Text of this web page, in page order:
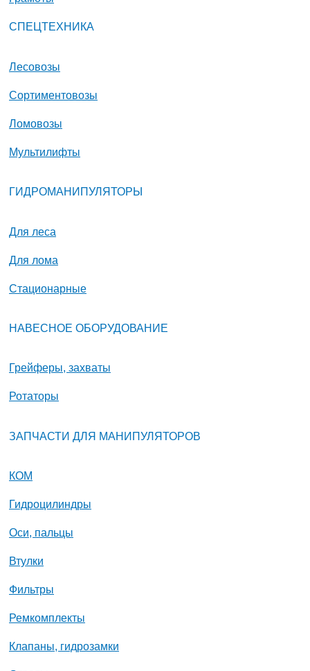
СПЕЦТЕХНИКА
Лесовозы
Сортиментовозы
Ломовозы
Мультилифты
ГИДРОМАНИПУЛЯТОРЫ
Для леса
Для лома
Стационарные
НАВЕСНОЕ ОБОРУДОВАНИЕ
Грейферы, захваты
Ротаторы
ЗАПЧАСТИ ДЛЯ МАНИПУЛЯТОРОВ
КОМ
Гидроцилиндры
Оси, пальцы
Втулки
Фильтры
Ремкомплекты
Клапаны, гидрозамки